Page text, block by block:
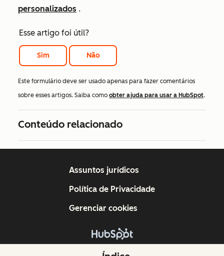
personalizados .
Esse artigo foi útil?
Sim Não
Este formulário deve ser usado apenas para fazer comentários
sobre esses artigos. Saiba como obter ajuda para usar a HubSpot.
Conteúdo relacionado
Copyright © 2026 HubSpot, Inc.
Assuntos jurídicos
Política de Privacidade
Gerenciar cookies